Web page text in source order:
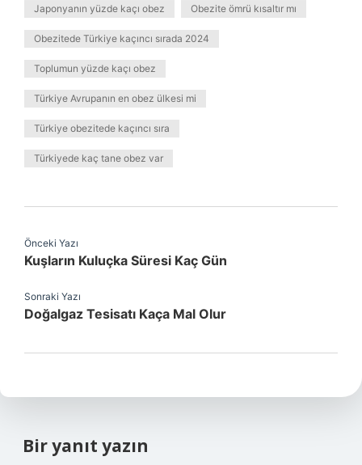
Japonyanın yüzde kaçı obez Obezite ömrü kısaltır mı
Obezitede Türkiye kaçıncı sırada 2024
Toplumun yüzde kaçı obez
Türkiye Avrupanın en obez ülkesi mi
Türkiye obezitede kaçıncı sıra
Türkiyede kaç tane obez var
Önceki Yazı
Kuşların Kuluçka Süresi Kaç Gün
Sonraki Yazı
Doğalgaz Tesisatı Kaça Mal Olur
Bir yanıt yazın